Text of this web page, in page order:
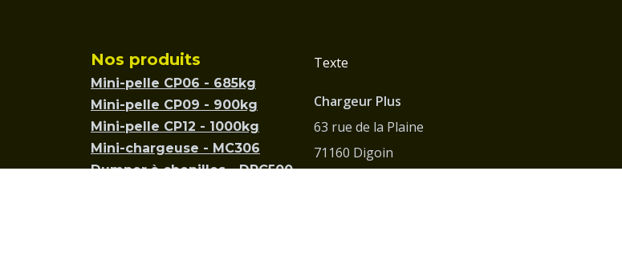
Nos produits
Mini-pelle CP06 - 685kg
Mini-pelle CP09 - 900kg
Mini-pelle CP12 - 1000kg
Mini-chargeuse - MC306
Dumper à chenilles - DPC500
Texte
Chargeur Plus
63 rue de la Plaine
71160 Digoin